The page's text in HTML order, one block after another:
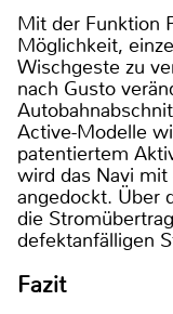
Mit der Funktion
Möglichkeit,
Wischgeste zu
nach Gusto
Active-Modelle
patentiertem
wird das Navi
angedockt. Über
die
defektanfälligen
Fazit